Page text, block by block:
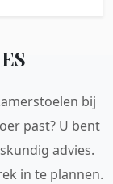
bij
past? U bent
advies.
in te plannen.